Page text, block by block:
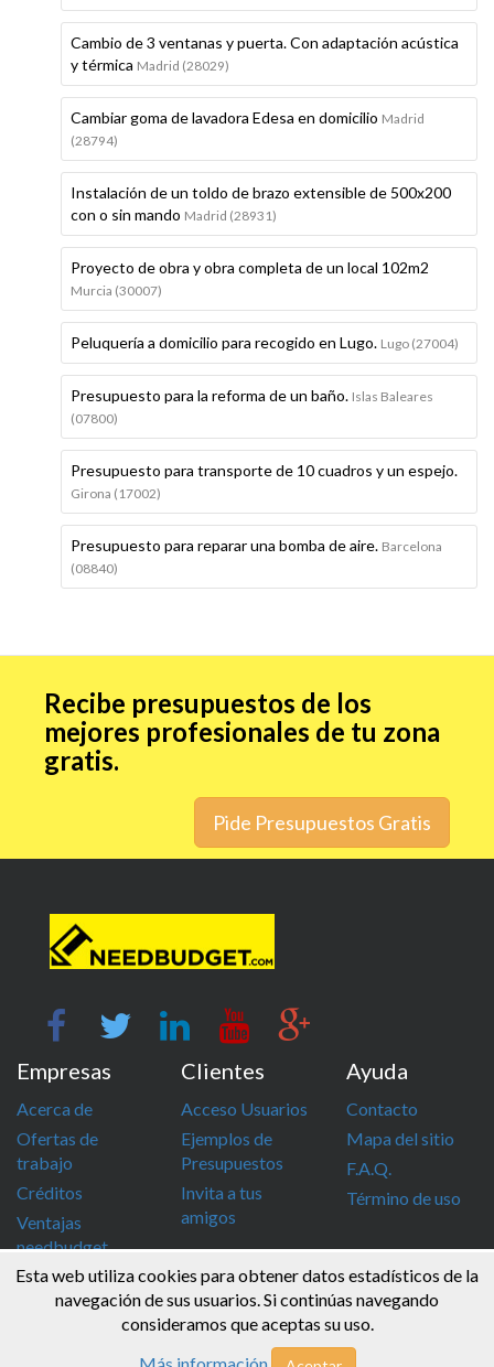
Cambio de 3 ventanas y puerta. Con adaptación acústica
y térmica Madrid (28029)
Cambiar goma de lavadora Edesa en domicilio Madrid
(28794)
Instalación de un toldo de brazo extensible de 500x200
con o sin mando Madrid (28931)
Proyecto de obra y obra completa de un local 102m2
Murcia (30007)
Peluquería a domicilio para recogido en Lugo. Lugo (27004)
Presupuesto para la reforma de un baño. Islas Baleares
(07800)
Presupuesto para transporte de 10 cuadros y un espejo.
Girona (17002)
Presupuesto para reparar una bomba de aire. Barcelona
(08840)
Recibe presupuestos de los
mejores profesionales de tu zona
gratis.
Pide Presupuestos Gratis
Esta web utiliza cookies para obtener datos estadísticos de la
navegación de sus usuarios. Si continúas navegando
consideramos que aceptas su uso.
Empresas
Acerca de
Ofertas de
trabajo
Créditos
Ventajas
needbudget
Clientes
Acceso Usuarios
Ejemplos de
Presupuestos
Invita a tus
amigos
Ayuda
Contacto
Mapa del sitio
F.A.Q.
Término de uso
info@needbudget.com
968 862 247
© Needbudget 2015 - 2026 . Todos los derechos reservados